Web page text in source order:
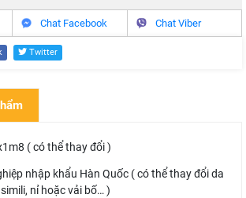
Chat Facebook Chat Viber
Twitter
( có thể thay đổi )
nhập khẩu Hàn Quốc ( có thể thay đổi da
nỉ hoặc vải bố… )